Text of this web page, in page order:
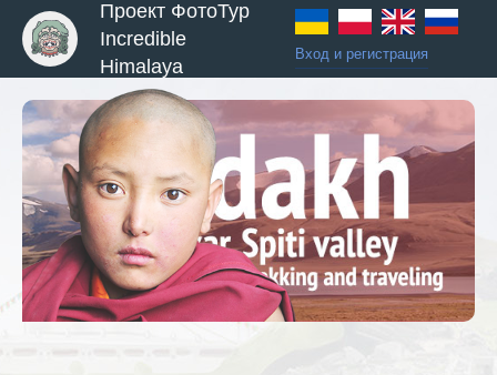
и Туры
Проект ФотоТур
Incredible
Himalaya
Вход и регистрация